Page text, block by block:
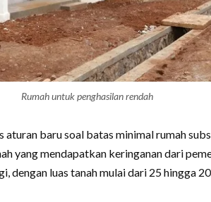
Rumah untuk penghasilan rendah
aturan baru soal batas minimal rumah
yang mendapatkan keringanan dari
dengan luas tanah mulai dari 25 hingga